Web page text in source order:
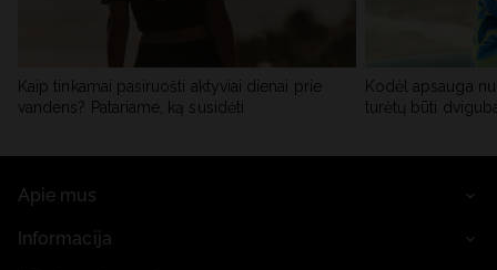
Kaip tinkamai pasiruošti aktyviai dienai prie
vandens? Patariame, ką susidėti
Kodėl apsauga
turėtų būti
Apie mus
Informacija